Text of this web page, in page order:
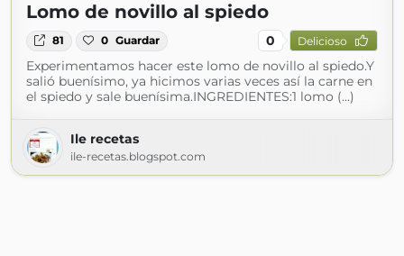
Lomo de novillo al spiedo
81 0 Guardar 0 Delicioso
Experimentamos hacer este lomo de novillo al spiedo.Y
salió buenísimo, ya hicimos varias veces así la carne en
el spiedo y sale buenísima.INGREDIENTES:1 lomo (...)
Ile recetas
ile-recetas.blogspot.com